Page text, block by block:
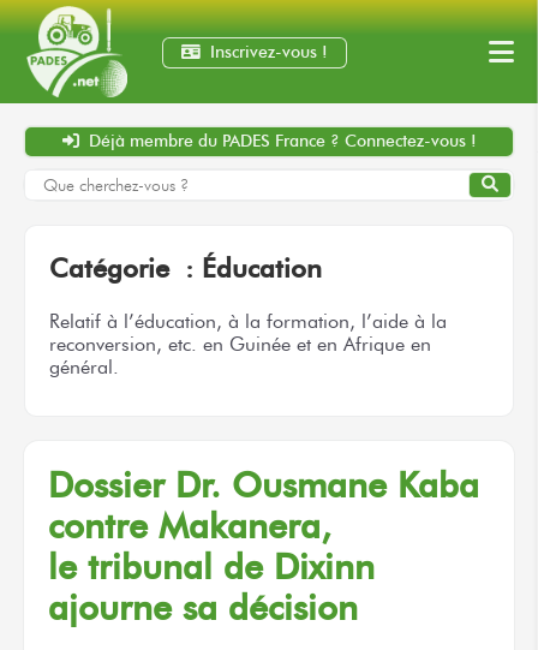
Inscrivez-vous !
Déjà membre du PADES France ? Connectez-vous !
Catégorie : Éducation
Relatif à l’éducation, à la formation, l’aide à la
reconversion, etc. en Guinée et en Afrique en
général.
Dossier Dr. Ousmane Kaba
contre Makanera,
le tribunal de Dixinn
ajourne sa décision